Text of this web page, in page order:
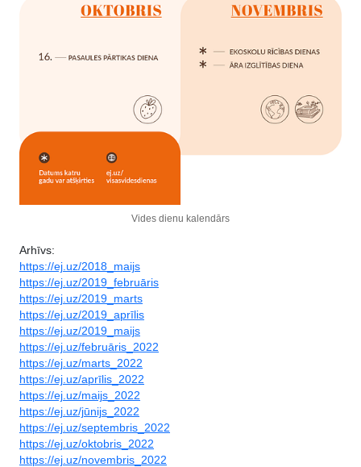
Vides dienu kalendārs
Arhīvs:
https://ej.uz/2018_maijs
https://ej.uz/2019_februāris
https://ej.uz/2019_marts
https://ej.uz/2019_aprīlis
https://ej.uz/2019_maijs
https://ej.uz/februāris_2022
https://ej.uz/marts_2022
https://ej.uz/aprīlis_2022
https://ej.uz/maijs_2022
https://ej.uz/jūnijs_2022
https://ej.uz/septembris_2022
https://ej.uz/oktobris_2022
https://ej.uz/novembris_2022